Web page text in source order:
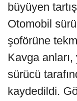
büyüyen
Otomobil
şoförüne
Kavga
sürücü
kaydedildi.